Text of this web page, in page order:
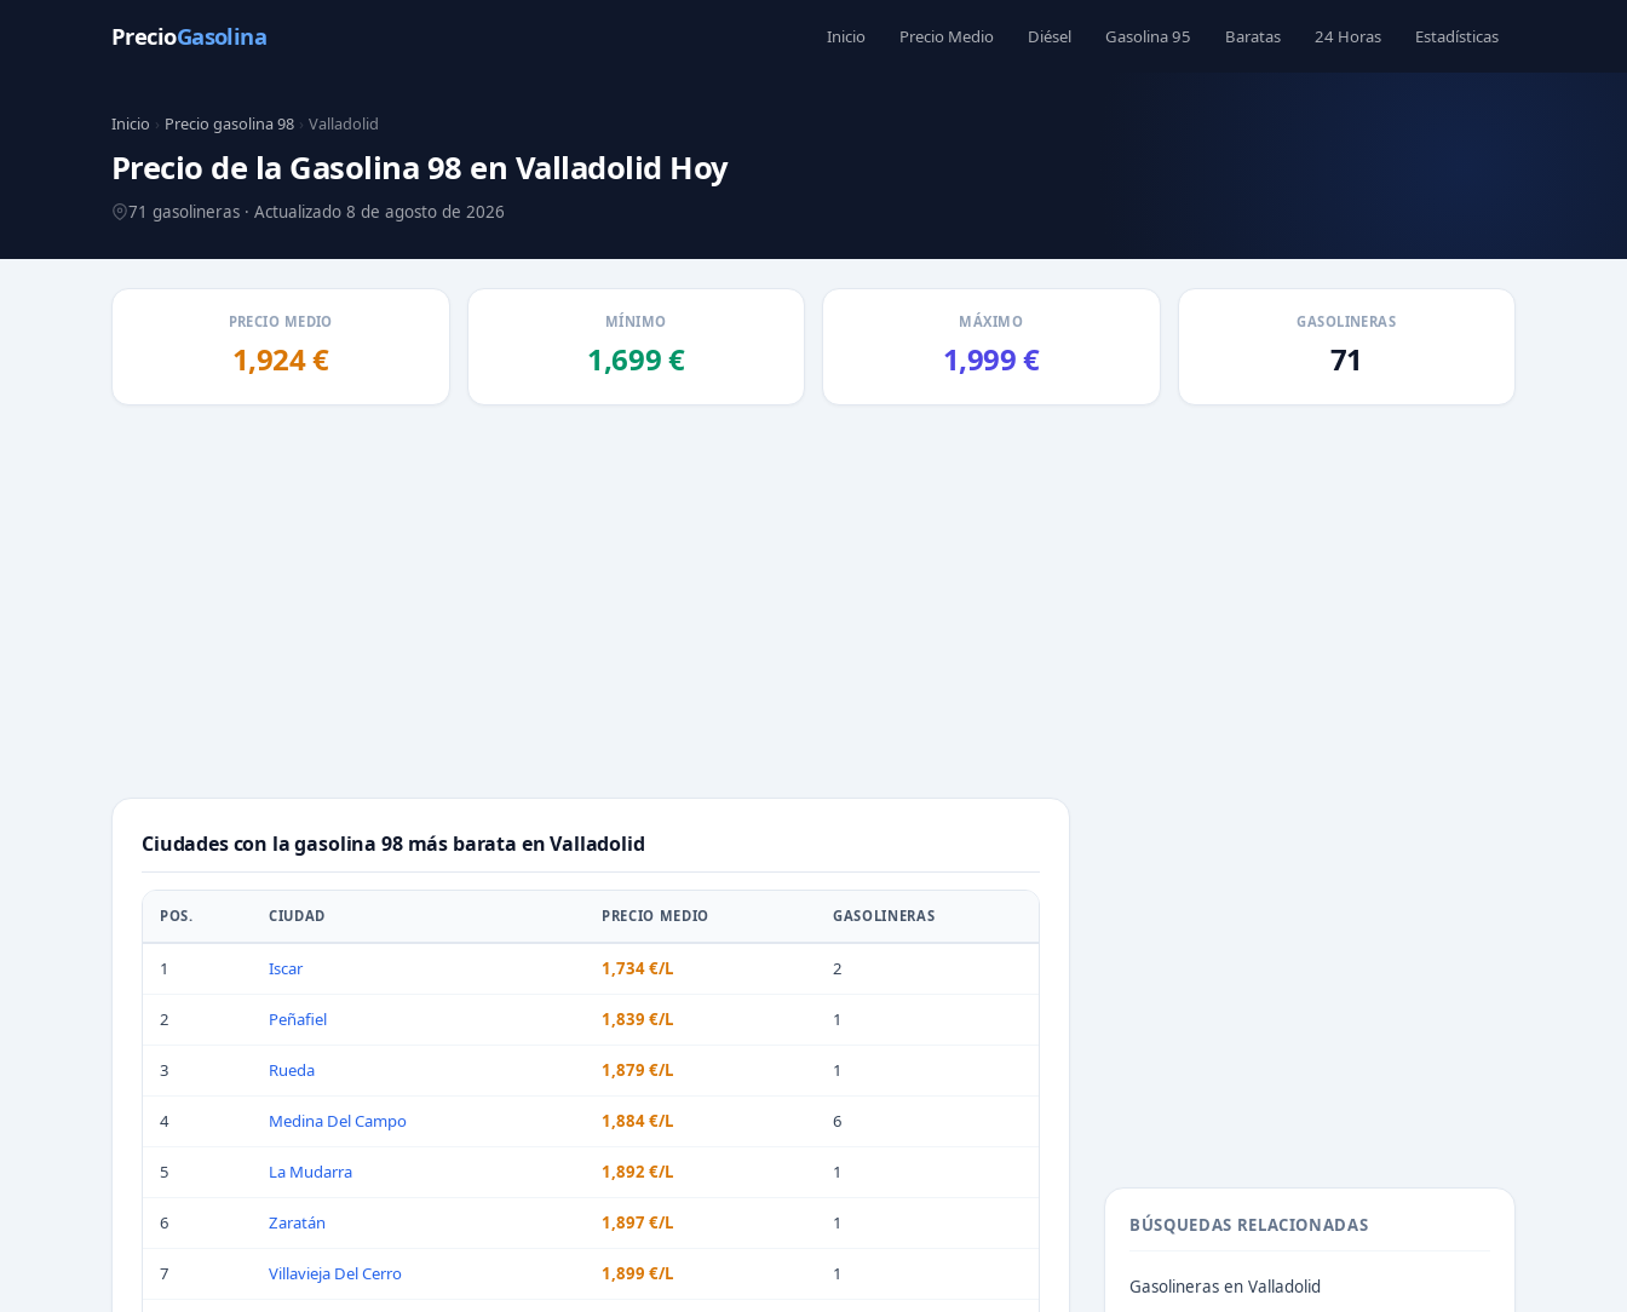
PrecioGasolina Inicio Precio Medio Diésel Gasolina 95 Baratas 24 Horas Estadísticas
Inicio › Precio gasolina 98 › Valladolid
Precio de la Gasolina 98 en Valladolid Hoy
71 gasolineras · Actualizado 8 de agosto de 2026
PRECIO MEDIO
1,924 €
MÍNIMO
1,699 €
MÁXIMO
1,999 €
GASOLINERAS
71
Ciudades con la gasolina 98 más barata en Valladolid
POS. CIUDAD PRECIO MEDIO GASOLINERAS
1 Iscar 1,734 €/L 2
2 Peñafiel 1,839 €/L 1
3 Rueda 1,879 €/L 1
4 Medina Del Campo 1,884 €/L 6
5 La Mudarra 1,892 €/L 1
6 Zaratán 1,897 €/L 1
7 Villavieja Del Cerro 1,899 €/L 1
BÚSQUEDAS RELACIONADAS
Gasolineras en Valladolid